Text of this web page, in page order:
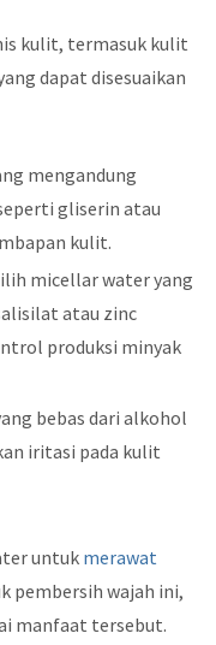
kulit, termasuk kulit
dapat disesuaikan
mengandung
gliserin atau
kulit.
micellar water yang
atau zinc
produksi minyak
bebas dari alkohol
iritasi pada kulit
untuk merawat
pembersih wajah ini,
manfaat tersebut.